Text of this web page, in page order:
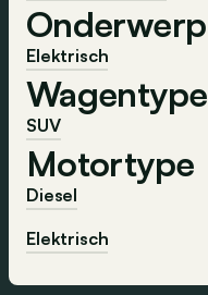
Onderwerp
Elektrisch
Wagentype
SUV
Motortype
Diesel
Elektrisch